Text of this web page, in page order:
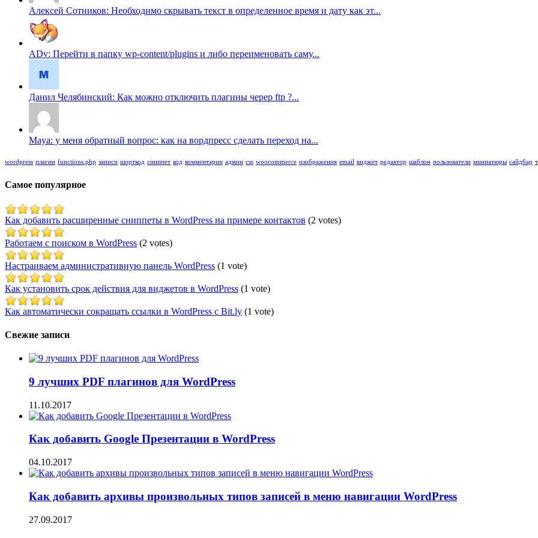
Алексей Сотников: Необходимо скрывать текст в определенное время и дату как эт...
ADv: Перейти в папку wp-content/plugins и либо переименовать саму...
Данил Челябинский: Как можно отключить плагины череp ftp ?...
Maya: у меня обратный вопрос: как на вордпресс сделать переход на...
wordpress плагин functions.php записи шорткод сниппет код комментарии админ css woocommerce изображения email виджет редактор шаблон пользователи миниатюры сайдбар
Самое популярное
Как добавить расширенные сниппеты в WordPress на примере контактов (2 votes)
Работаем с поиском в WordPress (2 votes)
Настраиваем административную панель WordPress (1 vote)
Как установить срок действия для виджетов в WordPress (1 vote)
Как автоматически сокращать ссылки в WordPress с Bit.ly (1 vote)
Свежие записи
9 лучших PDF плагинов для WordPress
11.10.2017
Как добавить Google Презентации в WordPress
04.10.2017
Как добавить архивы произвольных типов записей в меню навигации WordPress
27.09.2017